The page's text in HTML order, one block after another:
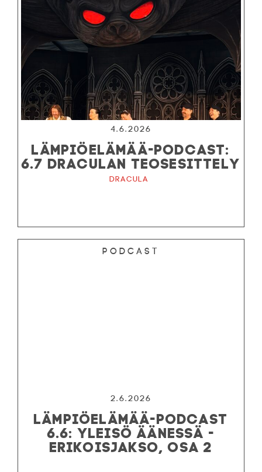
4.6.2026
LÄMPIÖELÄMÄÄ-PODCAST:
6.7 DRACULAN TEOSESITTELY
Dracula
Podcast
2.6.2026
LÄMPIÖELÄMÄÄ-PODCAST
6.6: YLEISÖ ÄÄNESSÄ -
ERIKOISJAKSO, OSA 2